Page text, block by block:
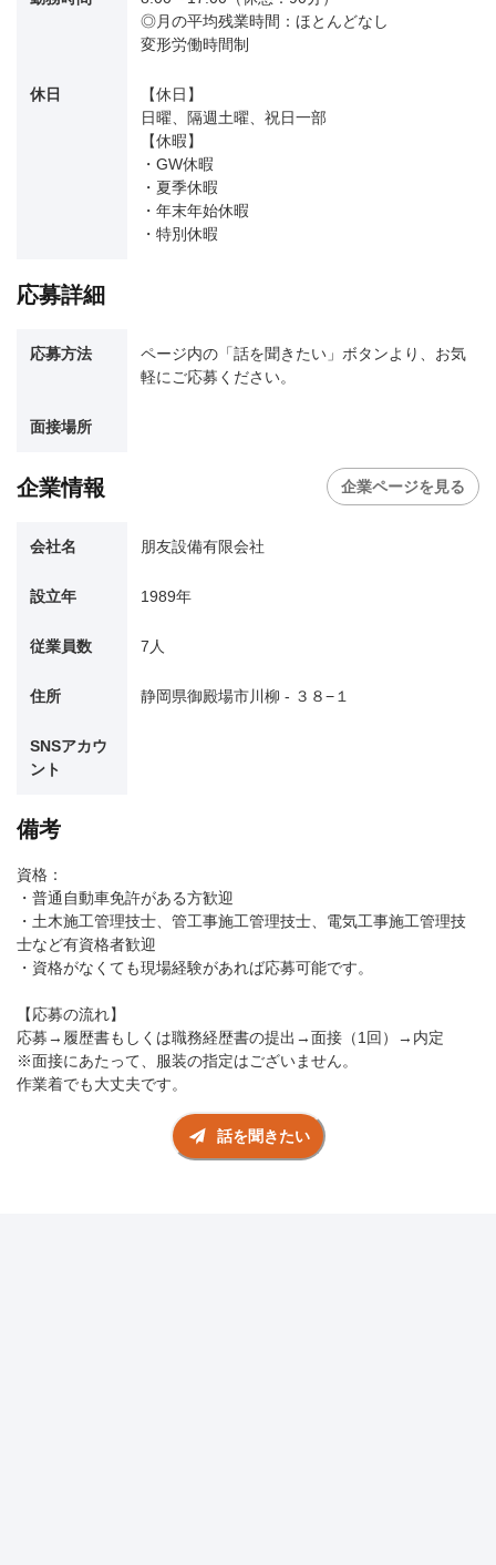
◎月の平均残業時間：ほとんどなし
変形労働時間制
休日
【休日】
日曜、隔週土曜、祝日一部
【休暇】
・GW休暇
・夏季休暇
・年末年始休暇
・特別休暇
応募詳細
応募方法
ページ内の「話を聞きたい」ボタンより、お気
軽にご応募ください。
面接場所
企業情報 企業ページを見る
会社名 朋友設備有限会社
設立年 1989年
従業員数 7人
住所 静岡県御殿場市川柳 - ３８−１
SNSアカウ
ント
備考
資格：
・普通自動車免許がある方歓迎
・土木施工管理技士、管工事施工管理技士、電気工事施工管理技
士など有資格者歓迎
・資格がなくても現場経験があれば応募可能です。
【応募の流れ】
応募→履歴書もしくは職務経歴書の提出→面接（1回）→内定
※面接にあたって、服装の指定はございません。
作業着でも大丈夫です。
話を聞きたい